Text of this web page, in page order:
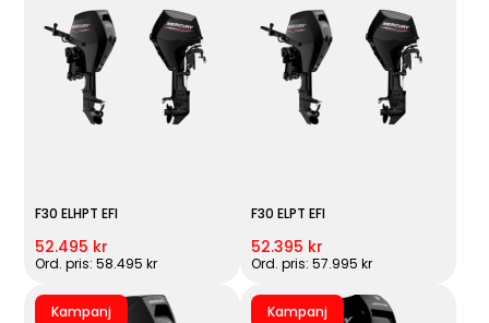
F30 ELHPT EFI
52.495 kr
Ord. pris: 58.495 kr
F30 ELPT EFI
52.395 kr
Ord. pris: 57.995 kr
Kampanj Kampanj